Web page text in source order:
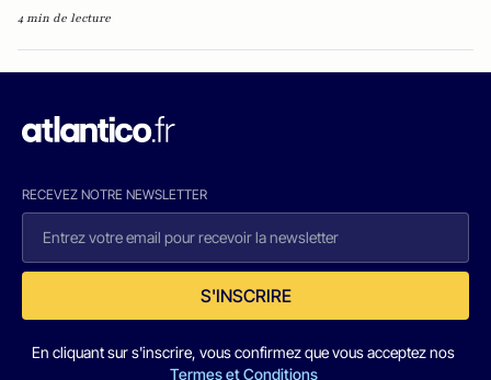
4 min de lecture
RECEVEZ NOTRE NEWSLETTER
S'INSCRIRE
En cliquant sur s'inscrire, vous confirmez que vous acceptez nos
Termes et Conditions